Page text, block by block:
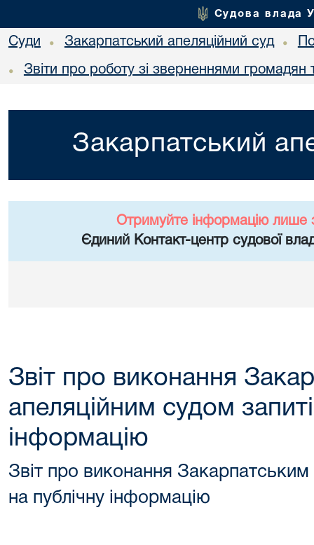
Судова влада
Суди • Закарпатський апеляційний суд •
• Звіти про роботу зі зверненнями
Закарпатський
Отримуйте інформацію лише
Єдиний Контакт-центр судової
Звіт про виконання
апеляційним судом
інформацію
Звіт про виконання Закарпатським
на публічну інформацію